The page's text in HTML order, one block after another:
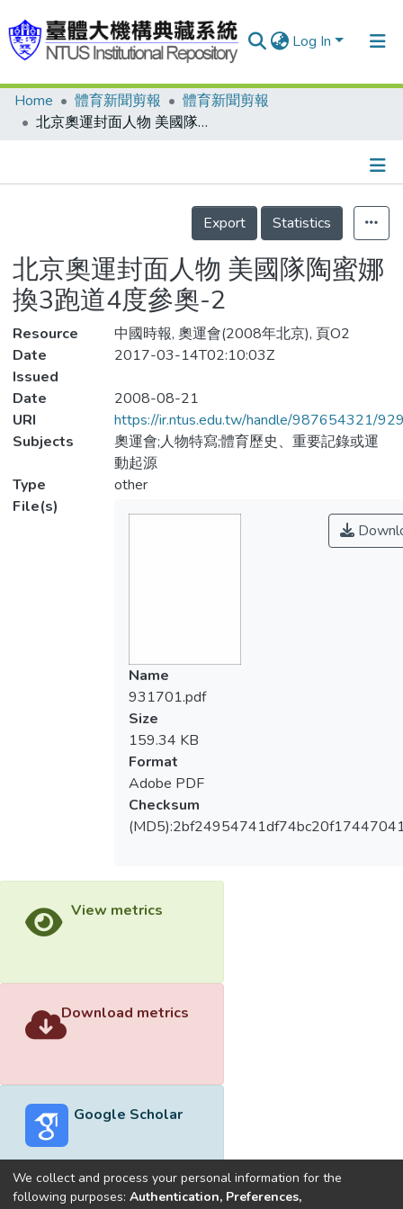
Log In
Communities & Collections
Statistics
Home 體育新聞剪報
體育新聞剪報
北京奧運封面人物 美國隊陶蜜娜 換3跑道4度參奧-2
Details
Export
Statistics
北京奧運封面人物 美國隊陶蜜娜
換3跑道4度參奧-2
Resource
中國時報, 奧運會(2008年北京), 頁O2
Date
Issued
2017-03-14T02:10:03Z
Date
2008-08-21
URI
https://ir.ntus.edu.tw/handle/987654321/
Subjects
奧運會;人物特寫;體育歷史、重要記錄或運
動起源
Type
other
File(s)
Name
931701.pdf
Size
159.34 KB
Format
Adobe PDF
Checksum
View metrics
Download metrics
Google Scholar
We collect and process your personal information for the
following purposes: Authentication, Preferences,